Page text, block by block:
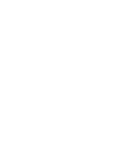
erhöhen oder zu reduzieren.